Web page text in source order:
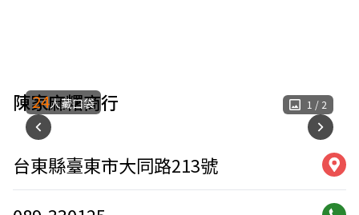
陳家麻糬商行 1 / 2
24人藏口袋
台東縣臺東市大同路213號